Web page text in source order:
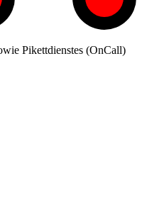
Pikettdienstes (OnCall)